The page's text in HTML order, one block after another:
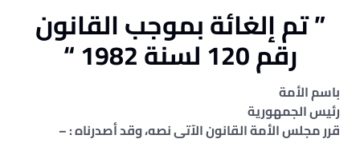
” تم إلغائة بموجب القانون
رقم 120 لسنة 1982 “
باسم الأمة
رئيس الجمهورية
قرر مجلس الأمة القانون الآتى نصه، وقد أصدرناه : –